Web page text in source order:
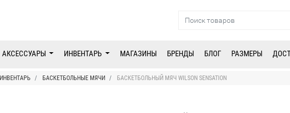
АКСЕССУАРЫ ИНВЕНТАРЬ МАГАЗИНЫ БРЕНДЫ БЛОГ РАЗМЕРЫ
ИНВЕНТАРЬ БАСКЕТБОЛЬНЫЕ МЯЧИ БАСКЕТБОЛЬНЫЙ МЯЧ WILSON SENSATION